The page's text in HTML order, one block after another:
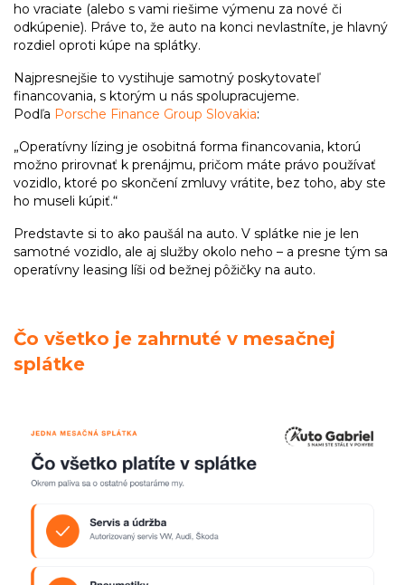
ho vraciate (alebo s vami riešime výmenu za nové či
odkúpenie). Práve to, že auto na konci nevlastníte, je hlavný
rozdiel oproti kúpe na splátky.
Najpresnejšie to vystihuje samotný poskytovateľ
financovania, s ktorým u nás spolupracujeme.
Podľa Porsche Finance Group Slovakia:
„Operatívny lízing je osobitná forma financovania, ktorú
možno prirovnať k prenájmu, pričom máte právo používať
vozidlo, ktoré po skončení zmluvy vrátite, bez toho, aby ste
ho museli kúpiť.“
Predstavte si to ako paušál na auto. V splátke nie je len
samotné vozidlo, ale aj služby okolo neho – a presne tým sa
operatívny leasing líši od bežnej pôžičky na auto.
Čo všetko je zahrnuté v mesačnej
splátke